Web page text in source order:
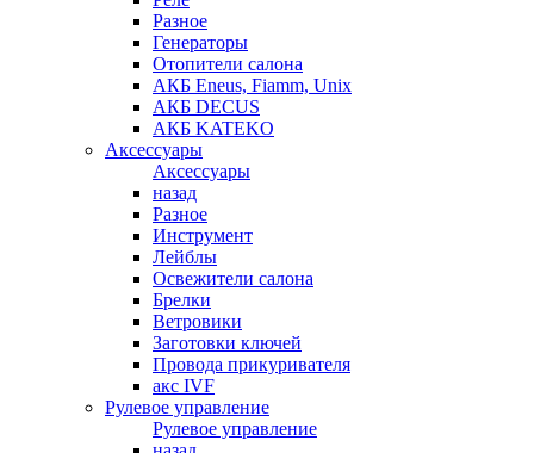
Разное
Генераторы
Отопители салона
АКБ Eneus, Fiamm, Unix
АКБ DECUS
АКБ KATEKO
Аксессуары
Аксессуары
назад
Разное
Инструмент
Лейблы
Освежители салона
Брелки
Ветровики
Заготовки ключей
Провода прикуривателя
акс IVF
Рулевое управление
Рулевое управление